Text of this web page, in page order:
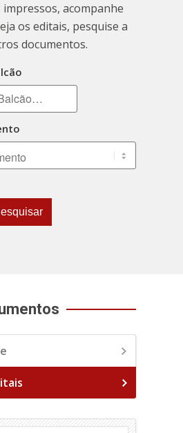
acompanhe
os editais, pesquise a
documentos.